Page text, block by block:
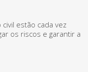
estão cada vez
os riscos e garantir a